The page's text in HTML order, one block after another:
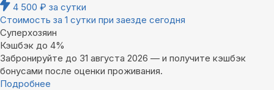
4 500 ₽ за сутки
Стоимость за 1 сутки при заезде сегодня
Суперхозяин
Кэшбэк до 4%
Забронируйте до 31 августа 2026 — и получите кэшбэк
бонусами после оценки проживания.
Подробнее